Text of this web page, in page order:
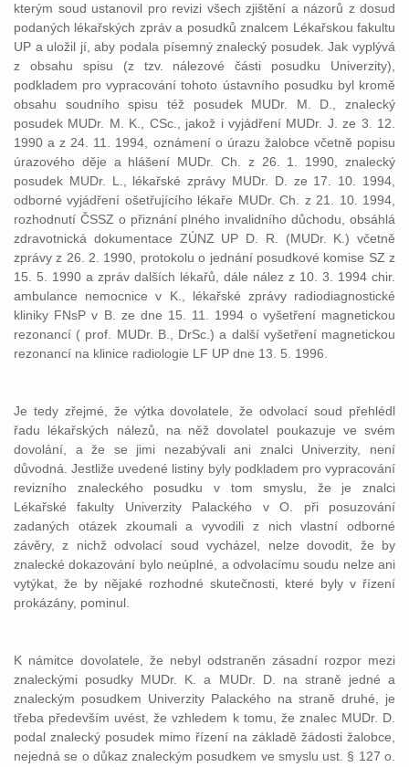
kterým soud ustanovil pro revizi všech zjištění a názorů z dosud
podaných lékařských zpráv a posudků znalcem Lékařskou fakultu
UP a uložil jí, aby podala písemný znalecký posudek. Jak vyplývá
z obsahu spisu (z tzv. nálezové části posudku Univerzity),
podkladem pro vypracování tohoto ústavního posudku byl kromě
obsahu soudního spisu též posudek MUDr. M. D., znalecký
posudek MUDr. M. K., CSc., jakož i vyjádření MUDr. J. ze 3. 12.
1990 a z 24. 11. 1994, oznámení o úrazu žalobce včetně popisu
úrazového děje a hlášení MUDr. Ch. z 26. 1. 1990, znalecký
posudek MUDr. L., lékařské zprávy MUDr. D. ze 17. 10. 1994,
odborné vyjádření ošetřujícího lékaře MUDr. Ch. z 21. 10. 1994,
rozhodnutí ČSSZ o přiznání plného invalidního důchodu, obsáhlá
zdravotnická dokumentace ZÚNZ UP D. R. (MUDr. K.) včetně
zprávy z 26. 2. 1990, protokolu o jednání posudkové komise SZ z
15. 5. 1990 a zpráv dalších lékařů, dále nález z 10. 3. 1994 chir.
ambulance nemocnice v K., lékařské zprávy radiodiagnostické
kliniky FNsP v B. ze dne 15. 11. 1994 o vyšetření magnetickou
rezonancí ( prof. MUDr. B., DrSc.) a další vyšetření magnetickou
rezonancí na klinice radiologie LF UP dne 13. 5. 1996.
Je tedy zřejmé, že výtka dovolatele, že odvolací soud přehlédl
řadu lékařských nálezů, na něž dovolatel poukazuje ve svém
dovolání, a že se jimi nezabývali ani znalci Univerzity, není
důvodná. Jestliže uvedené listiny byly podkladem pro vypracování
revizního znaleckého posudku v tom smyslu, že je znalci
Lékařské fakulty Univerzity Palackého v O. při posuzování
zadaných otázek zkoumali a vyvodili z nich vlastní odborné
závěry, z nichž odvolací soud vycházel, nelze dovodit, že by
znalecké dokazování bylo neúplné, a odvolacímu soudu nelze ani
vytýkat, že by nějaké rozhodné skutečnosti, které byly v řízení
prokázány, pominul.
K námitce dovolatele, že nebyl odstraněn zásadní rozpor mezi
znaleckými posudky MUDr. K. a MUDr. D. na straně jedné a
znaleckým posudkem Univerzity Palackého na straně druhé, je
třeba především uvést, že vzhledem k tomu, že znalec MUDr. D.
podal znalecký posudek mimo řízení na základě žádosti žalobce,
nejedná se o důkaz znaleckým posudkem ve smyslu ust. § 127 o.